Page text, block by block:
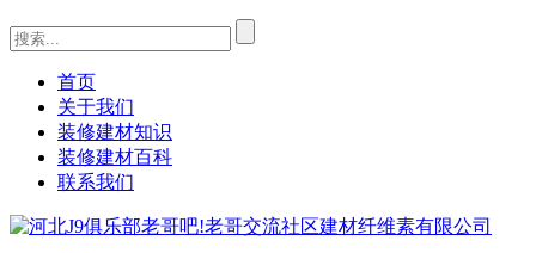
首页
关于我们
装修建材知识
装修建材百科
联系我们